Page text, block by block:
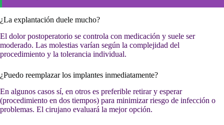
¿La explantación duele mucho?
El dolor postoperatorio se controla con medicación y suele ser
moderado. Las molestias varían según la complejidad del
procedimiento y la tolerancia individual.
¿Puedo reemplazar los implantes inmediatamente?
En algunos casos sí, en otros es preferible retirar y esperar
(procedimiento en dos tiempos) para minimizar riesgo de infección o
problemas. El cirujano evaluará la mejor opción.